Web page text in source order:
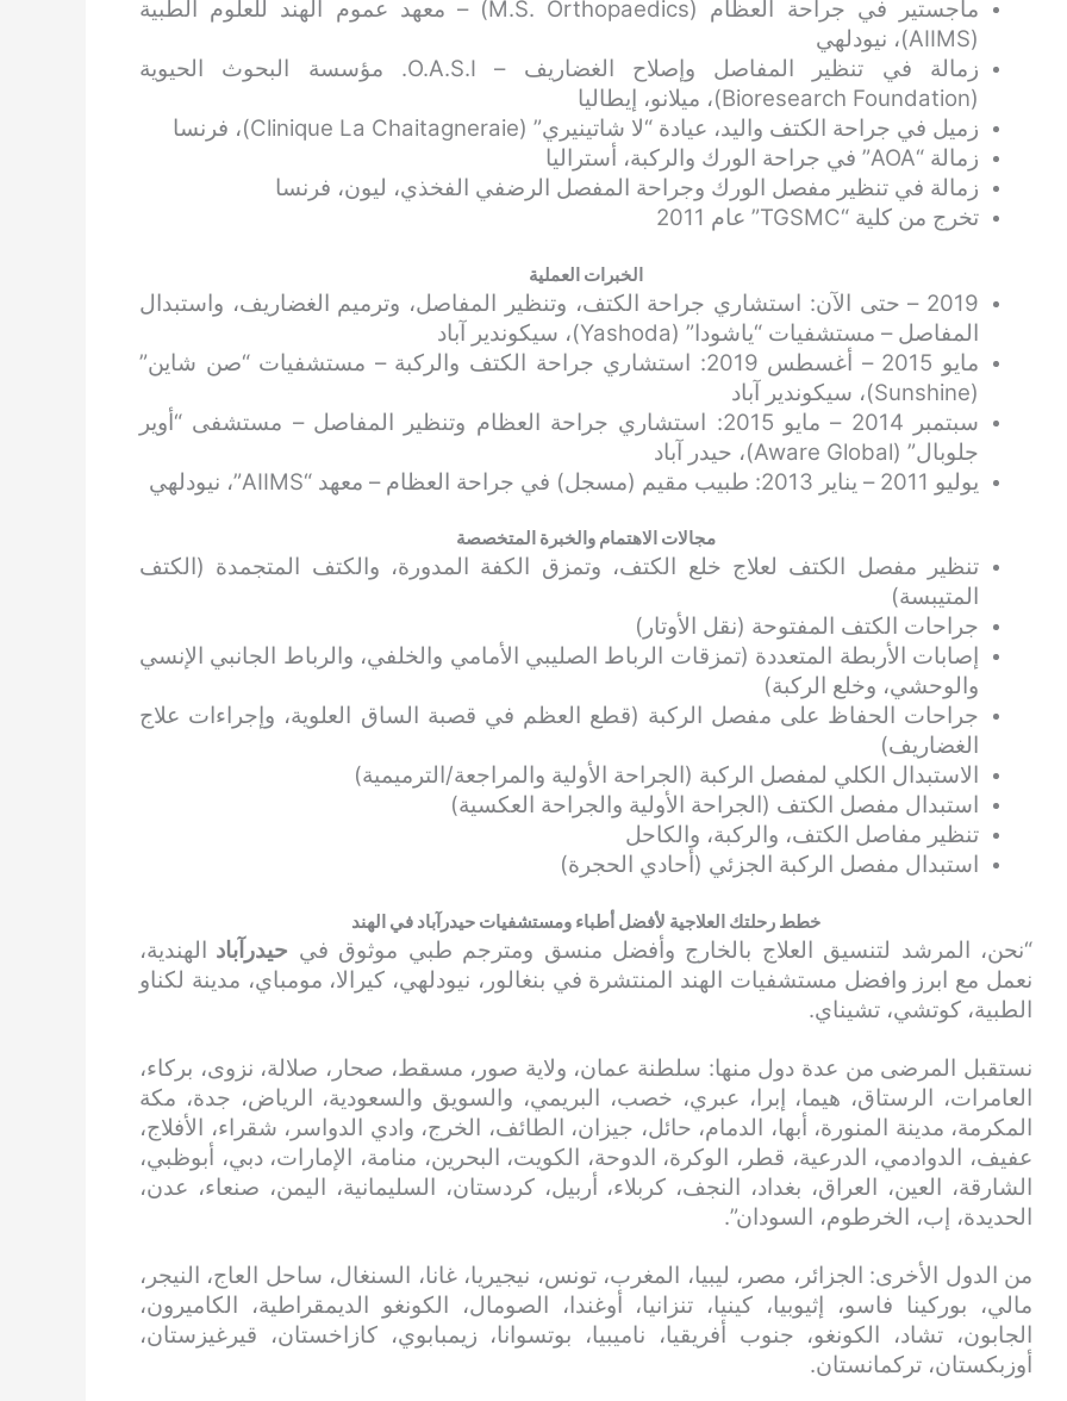
ماجستير في جراحة العظام (M.S. Orthopaedics) – معهد عموم الهند للعلوم الطبية
(AIIMS)، نيودلهي
زمالة في تنظير المفاصل وإصلاح الغضاريف – O.A.S.I. مؤسسة البحوث الحيوية
(Bioresearch Foundation)، ميلانو، إيطاليا
زميل في جراحة الكتف واليد، عيادة “لا شاتينيري” (Clinique La Chaitagneraie)، فرنسا
زمالة “AOA” في جراحة الورك والركبة، أستراليا
زمالة في تنظير مفصل الورك وجراحة المفصل الرضفي الفخذي، ليون، فرنسا
تخرج من كلية “TGSMC” عام 2011
الخبرات العملية
2019 – حتى الآن: استشاري جراحة الكتف، وتنظير المفاصل، وترميم الغضاريف، واستبدال
المفاصل – مستشفيات “ياشودا” (Yashoda)، سيكوندير آباد
مايو 2015 – أغسطس 2019: استشاري جراحة الكتف والركبة – مستشفيات “صن شاين”
(Sunshine)، سيكوندير آباد
سبتمبر 2014 – مايو 2015: استشاري جراحة العظام وتنظير المفاصل – مستشفى “أوير
جلوبال” (Aware Global)، حيدر آباد
يوليو 2011 – يناير 2013: طبيب مقيم (مسجل) في جراحة العظام – معهد “AIIMS”، نيودلهي
مجالات الاهتمام والخبرة المتخصصة
تنظير مفصل الكتف لعلاج خلع الكتف، وتمزق الكفة المدورة، والكتف المتجمدة (الكتف
المتيبسة)
جراحات الكتف المفتوحة (نقل الأوتار)
إصابات الأربطة المتعددة (تمزقات الرباط الصليبي الأمامي والخلفي، والرباط الجانبي الإنسي
والوحشي، وخلع الركبة)
جراحات الحفاظ على مفصل الركبة (قطع العظم في قصبة الساق العلوية، وإجراءات علاج
الغضاريف)
الاستبدال الكلي لمفصل الركبة (الجراحة الأولية والمراجعة/الترميمية)
استبدال مفصل الكتف (الجراحة الأولية والجراحة العكسية)
تنظير مفاصل الكتف، والركبة، والكاحل
استبدال مفصل الركبة الجزئي (أحادي الحجرة)
خطط رحلتك العلاجية لأفضل أطباء ومستشفيات حيدرآباد في الهند
“نحن، المرشد لتنسيق العلاج بالخارج وأفضل منسق ومترجم طبي موثوق في حيدرآباد الهندية،
نعمل مع ابرز وافضل مستشفيات الهند المنتشرة في بنغالور، نيودلهي، كيرالا، مومباي، مدينة لكناو
الطبية، كوتشي، تشيناي.
نستقبل المرضى من عدة دول منها: سلطنة عمان، ولاية صور، مسقط، صحار، صلالة، نزوى، بركاء،
العامرات، الرستاق، هيما، إبرا، عبري، خصب، البريمي، والسويق والسعودية، الرياض، جدة، مكة
المكرمة، مدينة المنورة، أبها، الدمام، حائل، جيزان، الطائف، الخرج، وادي الدواسر، شقراء، الأفلاج،
عفيف، الدوادمي، الدرعية، قطر، الوكرة، الدوحة، الكويت، البحرين، منامة، الإمارات، دبي، أبوظبي،
الشارقة، العين، العراق، بغداد، النجف، كربلاء، أربيل، كردستان، السليمانية، اليمن، صنعاء، عدن،
الحديدة، إب، الخرطوم، السودان”.
من الدول الأخرى: الجزائر، مصر، ليبيا، المغرب، تونس، نيجيريا، غانا، السنغال، ساحل العاج، النيجر،
مالي، بوركينا فاسو، إثيوبيا، كينيا، تنزانيا، أوغندا، الصومال، الكونغو الديمقراطية، الكاميرون،
الجابون، تشاد، الكونغو، جنوب أفريقيا، ناميبيا، بوتسوانا، زيمبابوي، كازاخستان، قيرغيزستان،
أوزبكستان، تركمانستان.